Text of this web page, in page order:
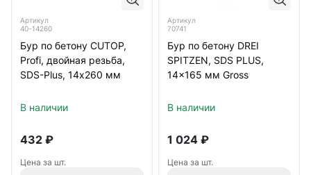
Артикул
40-14260
Бур по бетону CUTOP,
Profi, двойная резьба,
SDS-Plus, 14х260 мм
В наличии
432 ₽
Цена за шт.
Артикул
70741
Бур по бетону DREI
SPITZEN, SDS PLUS,
14x165 мм Gross
В наличии
1 024 ₽
Цена за шт.